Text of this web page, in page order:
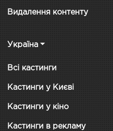
Видалення контенту
Україна
Всі кастинги
Кастинги у Києві
Кастинги у кіно
Кастинги в рекламу